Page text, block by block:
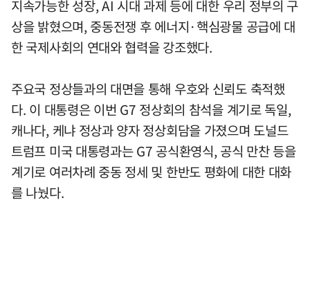
지속가능한 성장, AI 시대 과제 등에 대한 우리 정부의 구
상을 밝혔으며, 중동전쟁 후 에너지·핵심광물 공급에 대
한 국제사회의 연대와 협력을 강조했다.
주요국 정상들과의 대면을 통해 우호와 신뢰도 축적했
다. 이 대통령은 이번 G7 정상회의 참석을 계기로 독일,
캐나다, 케냐 정상과 양자 정상회담을 가졌으며 도널드
트럼프 미국 대통령과는 G7 공식환영식, 공식 만찬 등을
계기로 여러차례 중동 정세 및 한반도 평화에 대한 대화
를 나눴다.